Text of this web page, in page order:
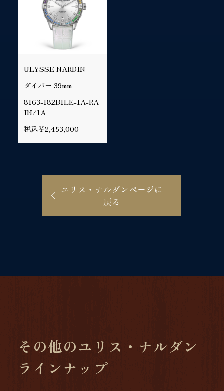
ULYSSE NARDIN
ダイバー 39mm
8163-182B1LE-1A-RA
IN/1A
税込￥2,453,000
ユリス・ナルダンページに
戻る
その他のユリス・ナルダン
ラインナップ